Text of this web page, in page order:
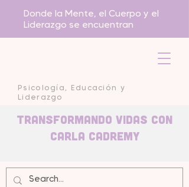
Psicología, Educación y
Liderazgo
Donde la Mente, el Cuerpo y el
Liderazgo se encuentran
Transformando Vidas con
carla Cadremy